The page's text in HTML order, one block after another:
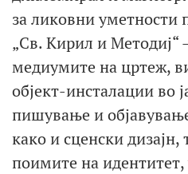
за ликовни уметности
„Св. Кирил и Методиј“
медиумите на цртеж,
објект-инсталации во
пишување и
како и сценски дизајн,
поимите на идентитет,